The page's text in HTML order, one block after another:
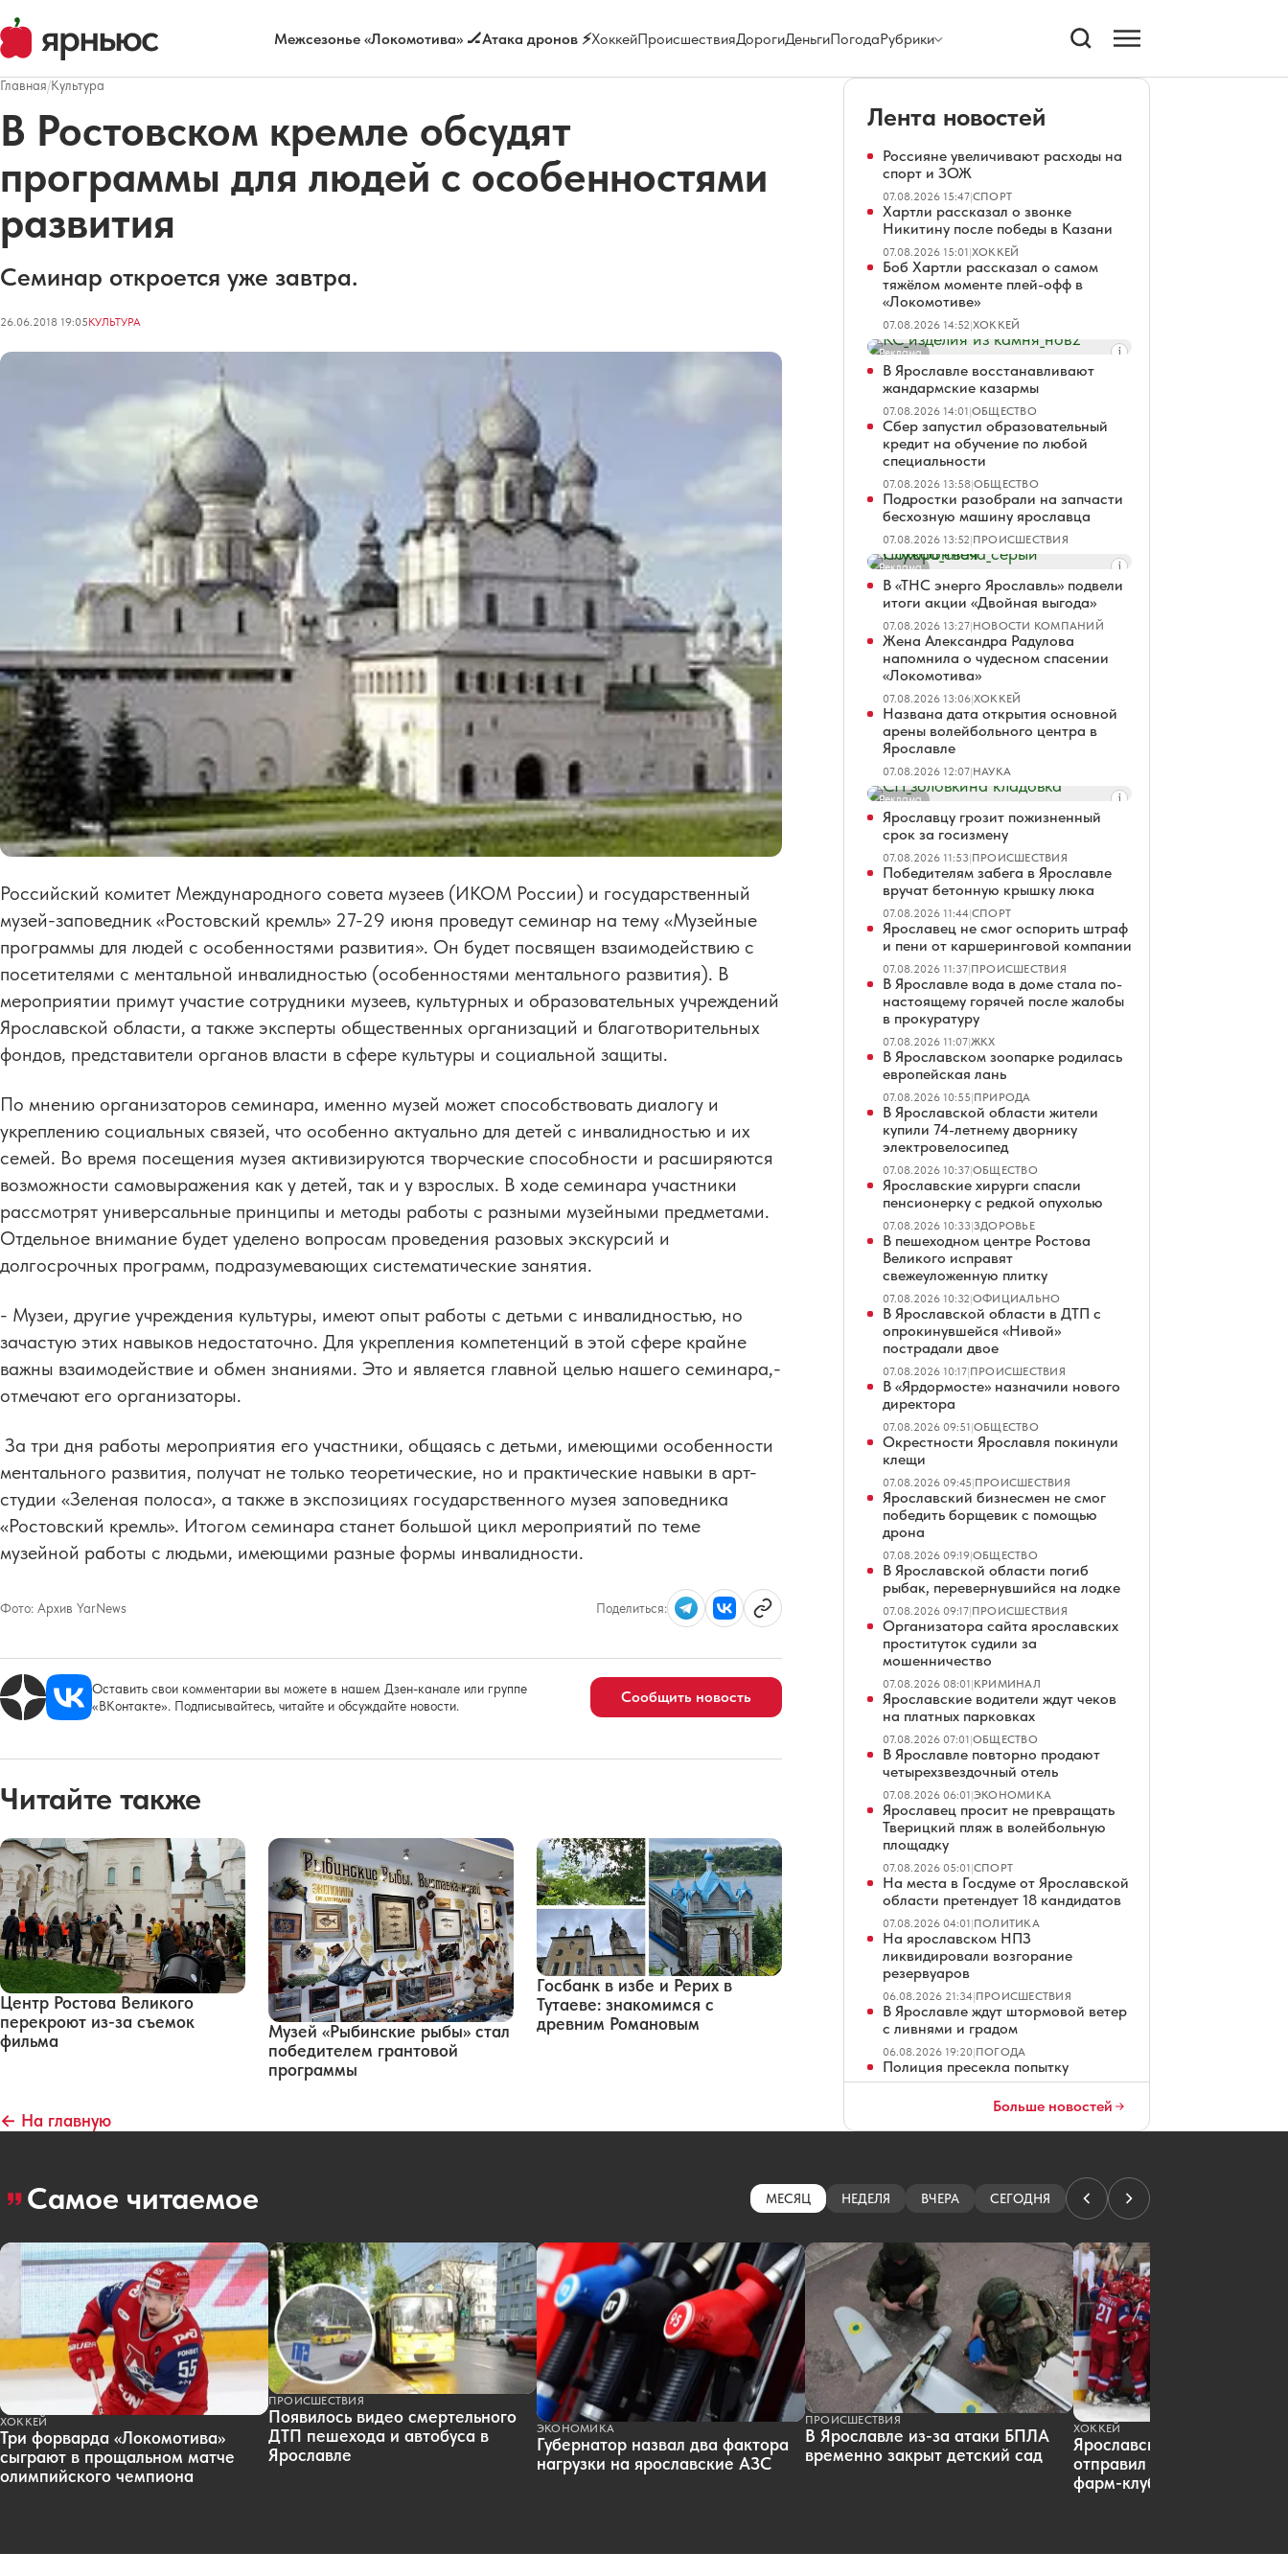
Межсезонье «Локомотива» 🏒Атака дронов ⚡ХоккейПроисшествияДорогиДеньгиПогодаРубрики
Главная/Культура
В Ростовском кремле обсудят
программы для людей с особенностями
развития
Семинар откроется уже завтра.
26.06.2018 19:05КУЛЬТУРА
Российский комитет Международного совета музеев (ИКОМ России) и государственный
музей-заповедник «Ростовский кремль» 27-29 июня проведут семинар на тему «Музейные
программы для людей с особенностями развития». Он будет посвящен взаимодействию с
посетителями с ментальной инвалидностью (особенностями ментального развития). В
мероприятии примут участие сотрудники музеев, культурных и образовательных учреждений
Ярославской области, а также эксперты общественных организаций и благотворительных
фондов, представители органов власти в сфере культуры и социальной защиты.
По мнению организаторов семинара, именно музей может способствовать диалогу и
укреплению социальных связей, что особенно актуально для детей с инвалидностью и их
семей. Во время посещения музея активизируются творческие способности и расширяются
возможности самовыражения как у детей, так и у взрослых. В ходе семинара участники
рассмотрят универсальные принципы и методы работы с разными музейными предметами.
Отдельное внимание будет уделено вопросам проведения разовых экскурсий и
долгосрочных программ, подразумевающих систематические занятия.
- Музеи, другие учреждения культуры, имеют опыт работы с детьми с инвалидностью, но
зачастую этих навыков недостаточно. Для укрепления компетенций в этой сфере крайне
важны взаимодействие и обмен знаниями. Это и является главной целью нашего семинара,-
отмечают его организаторы.
За три дня работы мероприятия его участники, общаясь с детьми, имеющими особенности
ментального развития, получат не только теоретические, но и практические навыки в арт-
студии «Зеленая полоса», а также в экспозициях государственного музея заповедника
«Ростовский кремль». Итогом семинара станет большой цикл мероприятий по теме
музейной работы с людьми, имеющими разные формы инвалидности.
Фото: Архив YarNews Поделиться:
Оставить свои комментарии вы можете в нашем Дзен-канале или группе
«ВКонтакте». Подписывайтесь, читайте и обсуждайте новости.
Сообщить новость
Читайте также
Центр Ростова Великого
перекроют из-за съемок
фильма
Музей «Рыбинские рыбы» стал
победителем грантовой
программы
Госбанк в избе и Рерих в
Тутаеве: знакомимся с
древним Романовым
← На главную
Лента новостей
Россияне увеличивают расходы на
спорт и ЗОЖ
07.08.2026 15:47|СПОРТ
Хартли рассказал о звонке
Никитину после победы в Казани
07.08.2026 15:01|ХОККЕЙ
Боб Хартли рассказал о самом
тяжёлом моменте плей-офф в
«Локомотиве»
07.08.2026 14:52|ХОККЕЙ
Реклама
В Ярославле восстанавливают
жандармские казармы
07.08.2026 14:01|ОБЩЕСТВО
Сбер запустил образовательный
кредит на обучение по любой
специальности
07.08.2026 13:58|ОБЩЕСТВО
Подростки разобрали на запчасти
бесхозную машину ярославца
07.08.2026 13:52|ПРОИСШЕСТВИЯ
Реклама
В «ТНС энерго Ярославль» подвели
итоги акции «Двойная выгода»
07.08.2026 13:27|НОВОСТИ КОМПАНИЙ
Жена Александра Радулова
напомнила о чудесном спасении
«Локомотива»
07.08.2026 13:06|ХОККЕЙ
Названа дата открытия основной
арены волейбольного центра в
Ярославле
07.08.2026 12:07|НАУКА
Реклама
Ярославцу грозит пожизненный
срок за госизмену
07.08.2026 11:53|ПРОИСШЕСТВИЯ
Победителям забега в Ярославле
вручат бетонную крышку люка
07.08.2026 11:44|СПОРТ
Ярославец не смог оспорить штраф
и пени от каршеринговой компании
07.08.2026 11:37|ПРОИСШЕСТВИЯ
В Ярославле вода в доме стала по-
настоящему горячей после жалобы
в прокуратуру
07.08.2026 11:07|ЖКХ
В Ярославском зоопарке родилась
европейская лань
07.08.2026 10:55|ПРИРОДА
В Ярославской области жители
купили 74-летнему дворнику
электровелосипед
07.08.2026 10:37|ОБЩЕСТВО
Ярославские хирурги спасли
пенсионерку с редкой опухолью
07.08.2026 10:33|ЗДОРОВЬЕ
В пешеходном центре Ростова
Великого исправят
свежеуложенную плитку
07.08.2026 10:32|ОФИЦИАЛЬНО
В Ярославской области в ДТП с
опрокинувшейся «Нивой»
пострадали двое
07.08.2026 10:17|ПРОИСШЕСТВИЯ
В «Ярдормосте» назначили нового
директора
07.08.2026 09:51|ОБЩЕСТВО
Окрестности Ярославля покинули
клещи
07.08.2026 09:45|ПРОИСШЕСТВИЯ
Ярославский бизнесмен не смог
победить борщевик с помощью
дрона
07.08.2026 09:19|ОБЩЕСТВО
В Ярославской области погиб
рыбак, перевернувшийся на лодке
07.08.2026 09:17|ПРОИСШЕСТВИЯ
Организатора сайта ярославских
проституток судили за
мошенничество
07.08.2026 08:01|КРИМИНАЛ
Ярославские водители ждут чеков
на платных парковках
07.08.2026 07:01|ОБЩЕСТВО
В Ярославле повторно продают
четырехзвездочный отель
07.08.2026 06:01|ЭКОНОМИКА
Ярославец просит не превращать
Тверицкий пляж в волейбольную
площадку
07.08.2026 05:01|СПОРТ
На места в Госдуме от Ярославской
области претендует 18 кандидатов
07.08.2026 04:01|ПОЛИТИКА
На ярославском НПЗ
ликвидировали возгорание
резервуаров
06.08.2026 21:34|ПРОИСШЕСТВИЯ
В Ярославле ждут штормовой ветер
с ливнями и градом
06.08.2026 19:20|ПОГОДА
Полиция пресекла попытку
раздеться в ярославском торговом
06.08.2026 18:01 ОБЩЕСТВО
Эксперты выяснили, как кешбэк
06.08.2026 18:00 НОВОСТИ КОМПАНИЙ
«Локомотив» сыграет в самом
раннем матче открытия сезона КХЛ
06.08.2026 17:19 ХОККЕЙ
Экс-работница аптеки отсудила
почти 800 тысяч за увольнение
06.08.2026 17:13|ОБЩЕСТВО
Резервисты отряда «БАРС» выходят
на дежурство в Ярославле
06.08.2026 17:05
В России вырос объем выдачи
ипотеки
Больше новостей
Самое читаемое МЕСЯЦ НЕДЕЛЯ ВЧЕРА СЕГОДНЯ
ХОККЕЙ
Три форварда «Локомотива»
сыграют в прощальном матче
олимпийского чемпиона
ПРОИСШЕСТВИЯ
Появилось видео смертельного
ДТП пешехода и автобуса в
Ярославле
ЭКОНОМИКА
Губернатор назвал два фактора
нагрузки на ярославские АЗС
ПРОИСШЕСТВИЯ
В Ярославле из-за атаки БПЛА
временно закрыт детский сад
ХОККЕЙ
Ярославский «Локомотив»
отправил пятерых
фарм-клуб